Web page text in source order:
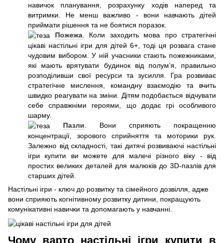
навичок планування, розрахунку ходів наперед та
витримки. Не менш важливо - вони навчають дітей
приймати рішення та не боятися поразок.
Пожежа. Коли заходить мова про стратегічні
цікаві настільні ігри для дітей 6+, тоді ця розвага стане
чудовим вибором. У ній учасники стають пожежниками,
які мають врятувати будинок від полум’я, правильно
розподіливши свої ресурси та зусилля. Гра розвиває
стратегічне мислення, командну взаємодію та вчить
швидко реагувати на зміни. Дітям подобається відчувати
себе справжніми героями, що додає грі особливого
шарму.
Пазли . Вони сприяють покращенню
концентрації, зорового сприйняття та моторики рук.
Залежно від складності, такі дитячі розвиваючі настільні
ігри купити ви можете для малечі різного віку - від
простих великих деталей для малюків до 3D-пазлів для
старших дітей.
Настільні ігри - ключ до розвитку та сімейного дозвілля, адже
вони сприяють когнітивному розвитку дитини, покращують
комунікативні навички та допомагають у навчанні.
Чому варто настільні ігри купити в